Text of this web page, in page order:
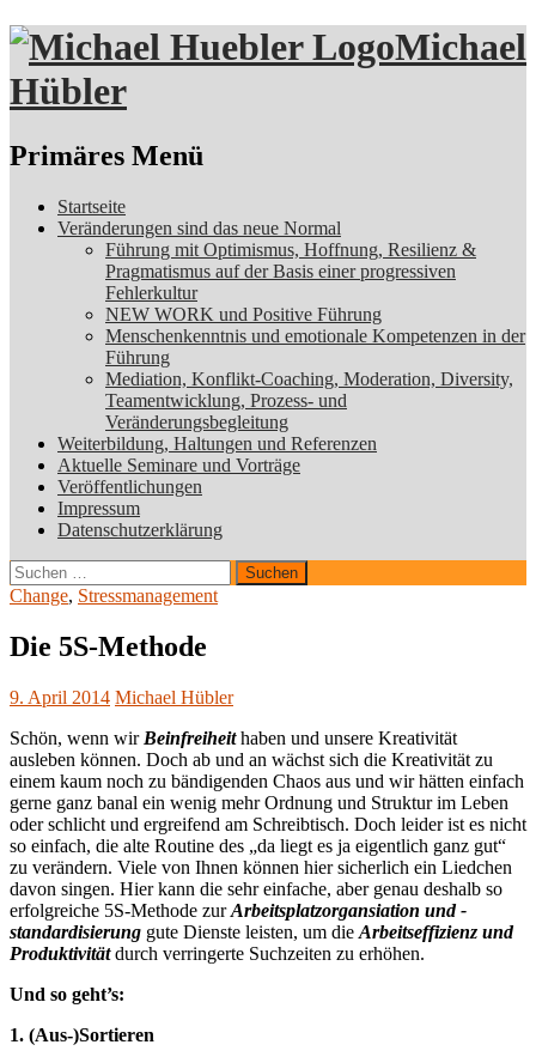
Michael
Hübler
Suchen
Primäres Menü
Zum
Inhalt
Startseite
Veränderungen sind das neue Normal
Führung mit Optimismus, Hoffnung, Resilienz &
Pragmatismus auf der Basis einer progressiven
Fehlerkultur
NEW WORK und Positive Führung
Menschenkenntnis und emotionale Kompetenzen in der
Führung
Mediation, Konflikt-Coaching, Moderation, Diversity,
Teamentwicklung, Prozess- und
Veränderungsbegleitung
Weiterbildung, Haltungen und Referenzen
Aktuelle Seminare und Vorträge
Veröffentlichungen
Impressum
Datenschutzerklärung
Suchen
nach:
Change, Stressmanagement
Die 5S-Methode
9. April 2014 Michael Hübler
Schön, wenn wir Beinfreiheithaben und unsere Kreativität
ausleben können. Doch ab und an wächst sich die Kreativität zu
einem kaum noch zu bändigenden Chaos aus und wir hätten einfach
gerne ganz banal ein wenig mehr Ordnung und Struktur im Leben
oder schlicht und ergreifend am Schreibtisch. Doch leider ist es nicht
so einfach, die alte Routine des „da liegt es ja eigentlich ganz gut“
zu verändern. Viele von Ihnen können hier sicherlich ein Liedchen
davon singen. Hier kann die sehr einfache, aber genau deshalb so
erfolgreiche 5S-Methode zurArbeitsplatzorgansiation und -
standardisierung gute Dienste leisten, um die Arbeitseffizienz und
Produktivitätdurch verringerte Suchzeiten zu erhöhen.
Und so geht’s:
1. (Aus-)Sortieren